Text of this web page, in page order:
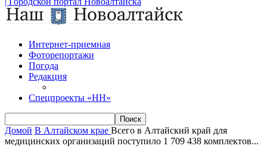
Интернет-приемная
Фоторепортажи
Погода
Редакция
Спецпроекты «НН»
Домой В Алтайском крае Всего в Алтайский край для
медицинских организаций поступило 1 709 438 комплектов...